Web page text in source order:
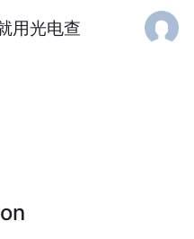
用光电查